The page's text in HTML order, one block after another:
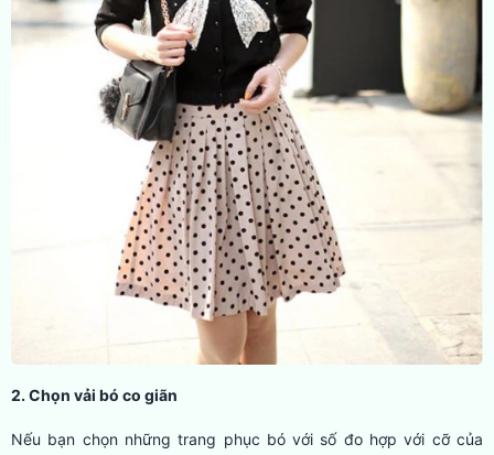
2. Chọn vải bó co giãn
Nếu bạn chọn những trang phục bó với số đo hợp với cỡ của